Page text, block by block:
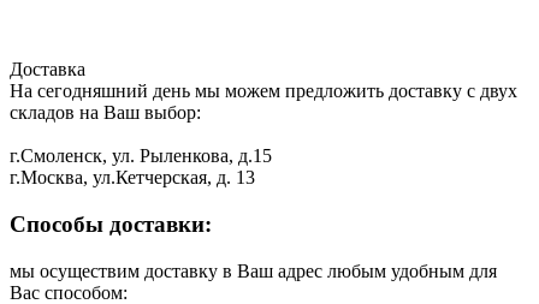
Доставка
На сегодняшний день мы можем предложить доставку с двух
складов на Ваш выбор:
г.Смоленск, ул. Рыленкова, д.15
г.Москва, ул.Кетчерская, д. 13
Способы доставки:
мы осуществим доставку в Ваш адрес любым удобным для
Вас способом: